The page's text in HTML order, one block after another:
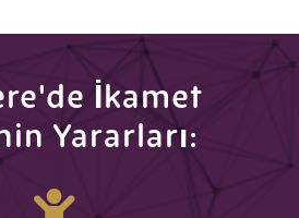
İkamet
Yararları: